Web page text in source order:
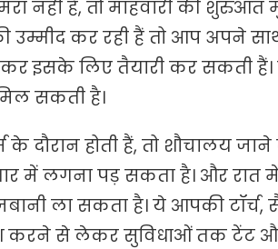
नहीं है, तो माहवारी की
उम्मीद कर रही हैं तो आप अपने
इसके लिए तैयारी कर सकती
सकती है।
दौरान होती हैं, तो शौचालय
में लगना पड़ सकता है। और रात
ला सकता है। ये आपकी टॉर्च,
करने से लेकर सुविधाओं तक टेंट